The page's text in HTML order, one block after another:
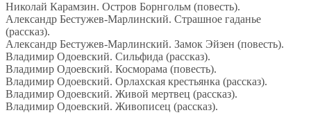
Николай Карамзин. Остров Борнгольм (повесть).
Александр Бестужев-Марлинский. Страшное гаданье
(рассказ).
Александр Бестужев-Марлинский. Замок Эйзен (повесть).
Владимир Одоевский. Сильфида (рассказ).
Владимир Одоевский. Косморама (повесть).
Владимир Одоевский. Орлахская крестьянка (рассказ).
Владимир Одоевский. Живой мертвец (рассказ).
Владимир Одоевский. Живописец (рассказ).